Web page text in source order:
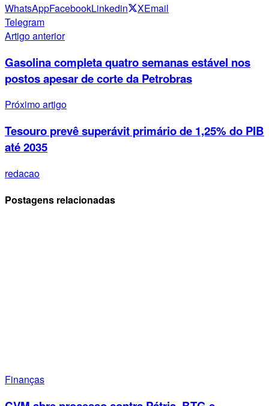
WhatsAppFacebookLinkedin XEmail
Telegram
Artigo anterior
Gasolina completa quatro semanas estável nos
postos apesar de corte da Petrobras
Próximo artigo
Tesouro prevê superávit primário de 1,25% do PIB
até 2035
redacao
Postagens relacionadas
Finanças